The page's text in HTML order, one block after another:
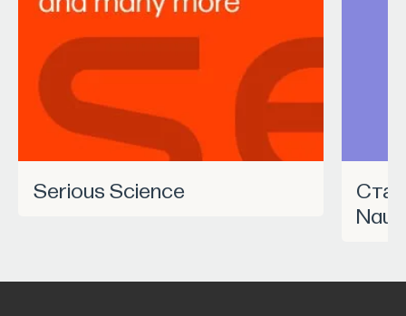
Serious Science
Станьте частью программы